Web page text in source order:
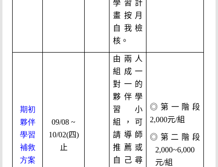
學習計
畫按月
自我檢
核。
期初
夥伴
學習
補救
方案
09/08 ~
10/02(四)
止
由兩人
組成一
對一的
夥伴學
習小
組，可
請導師
推薦或
自己尋
◎第一階段
2,000元/組
◎第二階段
2,000~6,000
元/組